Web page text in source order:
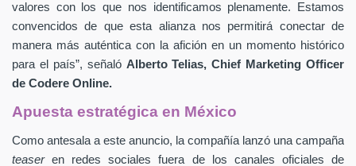
valores con los que nos identificamos plenamente. Estamos
convencidos de que esta alianza nos permitirá conectar de
manera más auténtica con la afición en un momento histórico
para el país”, señaló Alberto Telias,Chief Marketing Officer
de Codere Online.
Apuesta estratégica en México
Como antesala a este anuncio, la compañía lanzó una campaña
teaseren redes sociales fuera de los canales oficiales de